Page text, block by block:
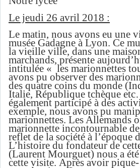
Le jeudi 26 avril 2018 :
Le matin, nous avons eu une
musée Gadagne à Lyon. Ce
la vieille ville, dans une
marchands, présente
intitulée « les marionnettes
avons pu observer des
des quatre coins du monde
Italie, République tchèque
également participé à des
exemple, nous avons pu
marionnettes. Les Allemands
marionnette incontournable
reflet de la société à l’époque
L’histoire du fondateur de
(Laurent Mourguet) nous a
cette visite. Après avoir